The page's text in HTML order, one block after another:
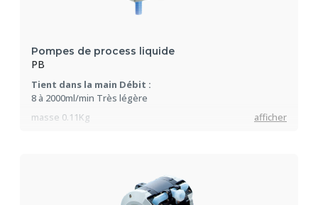
Pompes de process liquide
PB
Tient dans la main Débit :
8 à 2000ml/min Très légère
masse 0.11Kg
afficher